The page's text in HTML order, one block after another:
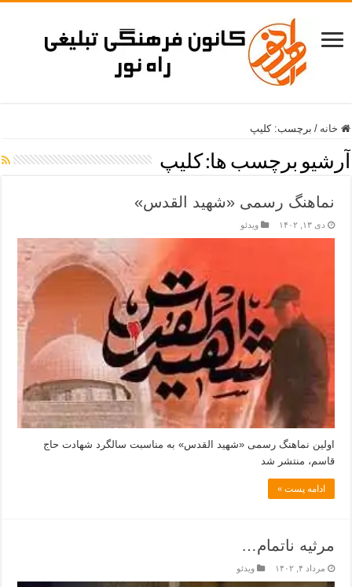
خانه / برچسب:کلیپ
آرشیو برچسب ها: کلیپ
نماهنگ رسمی «شهید القدس»
دی ۱۳, ۱۴۰۲ ویدئو
اولین نماهنگ رسمی «شهید القدس» به مناسبت سالگرد شهادت حاج
قاسم، منتشر شد
ادامه پست »
مرثیه ناتمام…
مرداد ۴, ۱۴۰۲ ویدئو